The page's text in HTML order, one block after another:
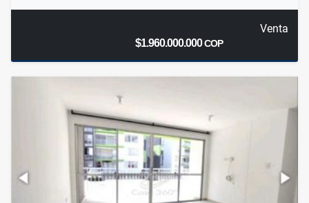
Venta
$1.960.000.000COP